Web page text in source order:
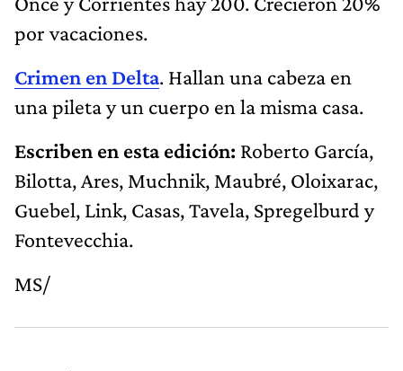
por vacaciones.
Crimen en Delta. Hallan una cabeza en
una pileta y un cuerpo en la misma casa.
Escriben en esta edición: Roberto García,
Bilotta, Ares, Muchnik, Maubré, Oloixarac,
Guebel, Link, Casas, Tavela, Spregelburd y
Fontevecchia.
MS/